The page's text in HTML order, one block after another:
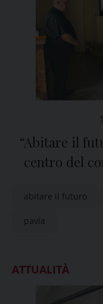
“Abitare il
centro del
abitare il futuro
pavia
ATTUALITÀ